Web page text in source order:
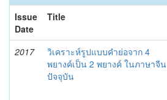
Issue
Date
Title
2017
วิเคราะห์รูปแบบคำย่อจาก 4
พยางค์เป็น 2 พยางค์ ในภาษาจีน
ปัจจุบัน